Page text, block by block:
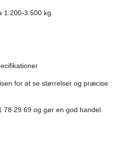
3.500 kg.
for at se størrelser og præcise
78 29 69 og gør en god handel.